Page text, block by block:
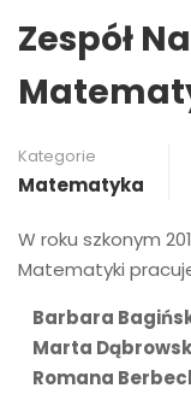
Zespół
Kategorie
Matematyka
W roku szkonym
Matematyki
Barbara
Marta
Romana